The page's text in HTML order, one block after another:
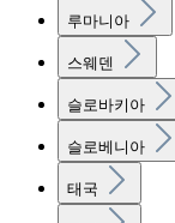
루마니아
스웨덴
슬로바키아
슬로베니아
태국